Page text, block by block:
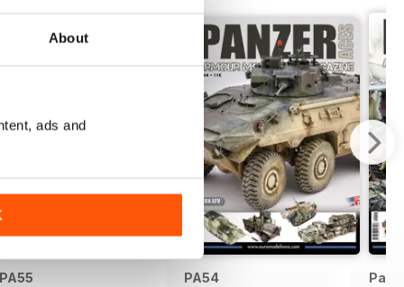
About
ads and
PA55 PA54